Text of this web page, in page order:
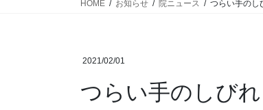
HOME お知らせ 院ニュース つらい手のし
2021/02/01
つらい手のしびれ